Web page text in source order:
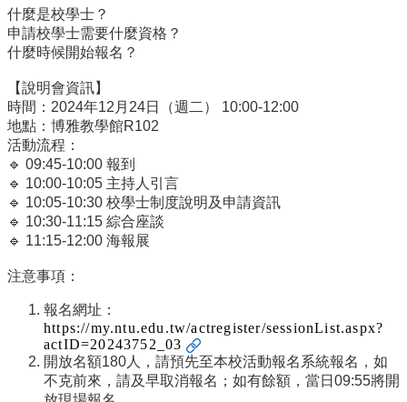
程
資
訊
通
識
開
課
資
訊
中
心
息
相
法
什麼是校學士？
申請校學士需要什麼資格？
什麼時候開始報名？
【說明會資訊】
時間：2024年12月24日（週二） 10:00-12:00
地點：博雅教學館R102
活動流程：
🔹 09:45-10:00 報到
🔹 10:00-10:05 主持人引言
🔹 10:05-10:30 校學士制度說明及申請資訊
🔹 10:30-11:15 綜合座談
🔹 11:15-12:00 海報展
注意事項：
報名網址：
https://my.ntu.edu.tw/actregister/sessionList.aspx?
actID=20243752_03
開放名額180人，請預先至本校活動報名系統報名，如
不克前來，請及早取消報名；如有餘額，當日09:55將開